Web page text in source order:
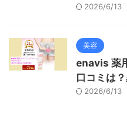
2026/6/13
美容
enavis 薬
口コミは
2026/6/13